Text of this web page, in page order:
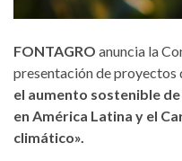
FONTAGRO anuncia la
presentación de proyectos
el aumento sostenible
en América Latina y el
climático».